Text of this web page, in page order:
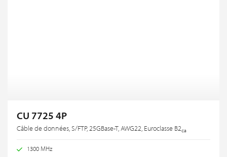
CU 7725 4P
Câble de données, S/FTP, 25GBase-T, AWG22, Euroclasse B2ca
1300 MHz